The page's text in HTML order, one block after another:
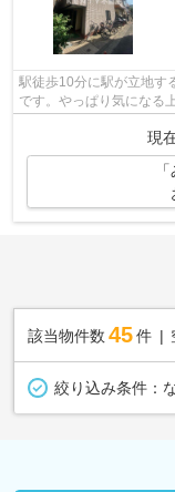
駅徒歩10分に駅が立地す
です。やっぱり気になる
現
該当物件数 45件
絞り込み条件：